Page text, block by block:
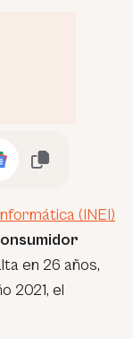
(INEI)
en 26 años,
2021, el